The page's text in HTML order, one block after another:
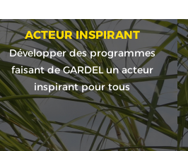
ACTEUR INSPIRANT
Développer des programmes
faisant de GARDEL un acteur
inspirant pour tous